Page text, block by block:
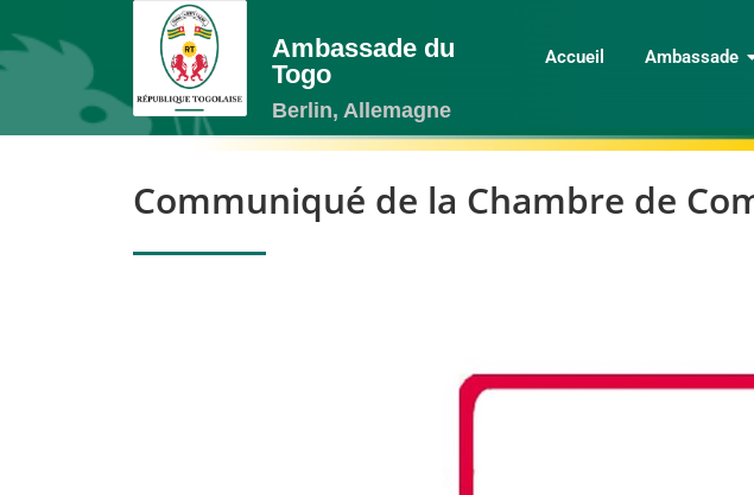
Ambassade du
Togo
Berlin, Allemagne
Accueil Ambassade
Communiqué de la Chambre de